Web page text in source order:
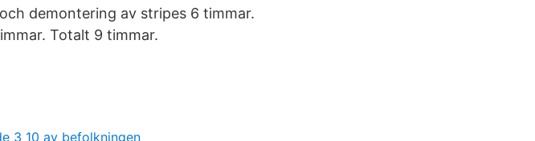
demontering av stripes 6 timmar.
Totalt 9 timmar.
3 10 av befolkningen